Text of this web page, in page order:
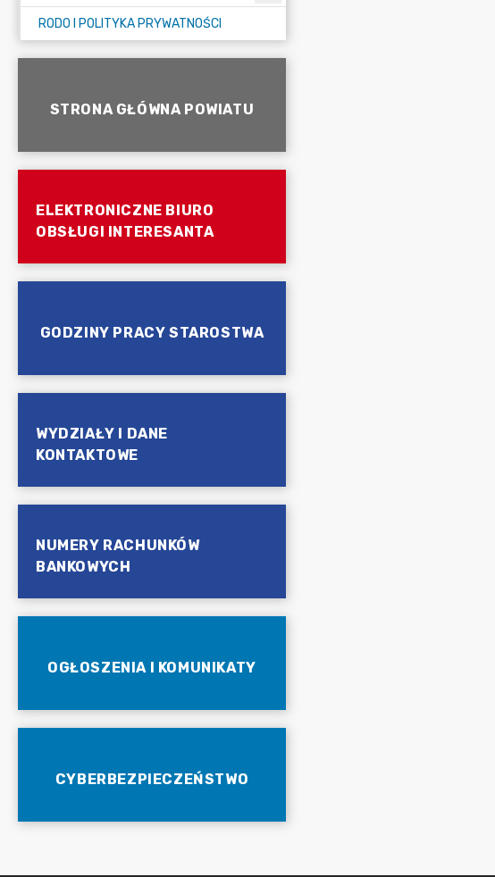
RODO I POLITYKA PRYWATNOŚCI
STRONA GŁÓWNA POWIATU
ELEKTRONICZNE BIURO
OBSŁUGI INTERESANTA
GODZINY PRACY STAROSTWA
WYDZIAŁY I DANE
KONTAKTOWE
NUMERY RACHUNKÓW
BANKOWYCH
OGŁOSZENIA I KOMUNIKATY
CYBERBEZPIECZEŃSTWO